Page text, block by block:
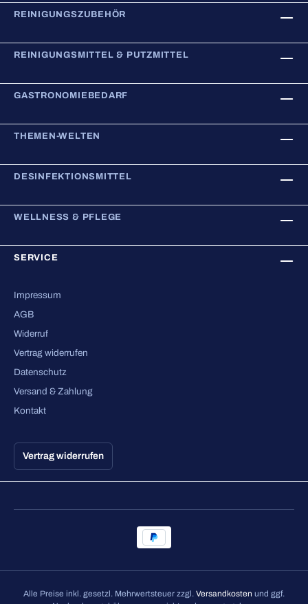
REINIGUNGSZUBEHÖR
REINIGUNGSMITTEL & PUTZMITTEL
GASTRONOMIEBEDARF
THEMEN-WELTEN
DESINFEKTIONSMITTEL
WELLNESS & PFLEGE
SERVICE
Impressum
AGB
Widerruf
Vertrag widerrufen
Datenschutz
Versand & Zahlung
Kontakt
Vertrag widerrufen
Alle Preise inkl. gesetzl. Mehrwertsteuer zzgl. Versandkosten und ggf.